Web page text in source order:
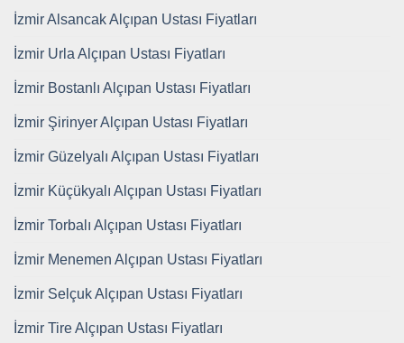
İzmir Alsancak Alçıpan Ustası Fiyatları
İzmir Urla Alçıpan Ustası Fiyatları
İzmir Bostanlı Alçıpan Ustası Fiyatları
İzmir Şirinyer Alçıpan Ustası Fiyatları
İzmir Güzelyalı Alçıpan Ustası Fiyatları
İzmir Küçükyalı Alçıpan Ustası Fiyatları
İzmir Torbalı Alçıpan Ustası Fiyatları
İzmir Menemen Alçıpan Ustası Fiyatları
İzmir Selçuk Alçıpan Ustası Fiyatları
İzmir Tire Alçıpan Ustası Fiyatları